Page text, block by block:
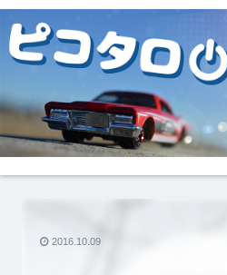
2016.10.09